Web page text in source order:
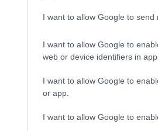
I want to allow Google to send
I want to allow Google to
web or device identifiers in
I want to allow Google to
or app.
I want to allow Google to